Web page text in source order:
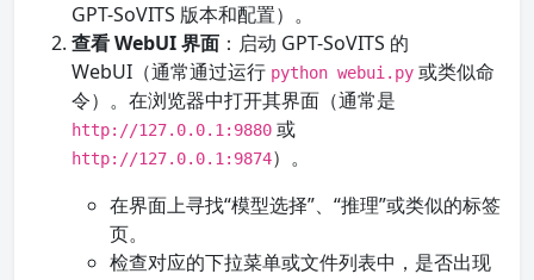
GPT-SoVITS 版本和配置）。
查看 WebUI 界面 ：启动 GPT-SoVITS 的
WebUI（通常通过运行 python webui.py 或类似命
令）。在浏览器中打开其界面（通常是
http://127.0.0.1:9880 或
http://127.0.0.1:9874）。
在界面上寻找“模型选择”、“推理”或类似的标签
页。
检查对应的下拉菜单或文件列表中，是否出现